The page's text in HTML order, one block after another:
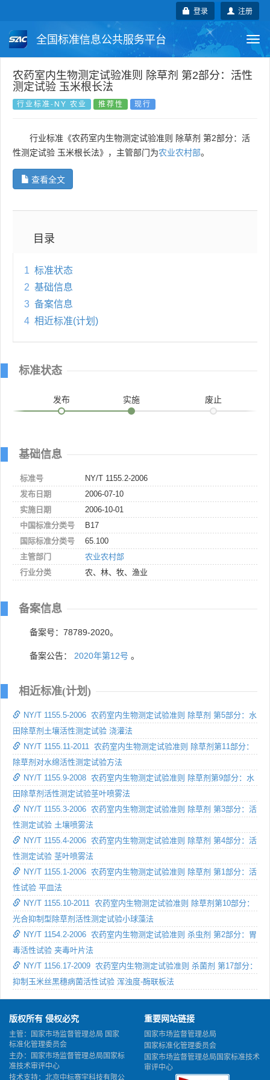
注册
登录
全国标准信息公共服务平台
国家标准 行业标准 地方标准
团体标准 企业标准
国外标准 技术委员会
农药室内生物测定试验准则 除草剂 第2部分：活性
测定试验 玉米根长法
行业标准-NY 农业 推荐性 现行
行业标准《农药室内生物测定试验准则 除草剂 第2部分：活
性测定试验 玉米根长法》，主管部门为农业农村部。
查看全文
目录
1 标准状态
2 基础信息
3 备案信息
4 相近标准(计划)
标准状态
发布 实施 废止
基础信息
标准号
NY/T 1155.2-2006
发布日期
2006-07-10
实施日期
2006-10-01
中国标准分类号
B17
国际标准分类号
65.100
主管部门
农业农村部
行业分类
农、林、牧、渔业
备案信息
备案号：78789-2020。
备案公告： 2020年第12号 。
相近标准(计划)
NY/T 1155.5-2006 农药室内生物测定试验准则 除草剂 第5部分：水
田除草剂土壤活性测定试验 浇灌法
NY/T 1155.11-2011 农药室内生物测定试验准则 除草剂第11部分：
除草剂对水绵活性测定试验方法
NY/T 1155.9-2008 农药室内生物测定试验准则 除草剂第9部分：水
田除草剂活性测定试验茎叶喷雾法
NY/T 1155.3-2006 农药室内生物测定试验准则 除草剂 第3部分：活
性测定试验 土壤喷雾法
NY/T 1155.4-2006 农药室内生物测定试验准则 除草剂 第4部分：活
性测定试验 茎叶喷雾法
NY/T 1155.1-2006 农药室内生物测定试验准则 除草剂 第1部分：活
性试验 平皿法
NY/T 1155.10-2011 农药室内生物测定试验准则 除草剂第10部分：
光合抑制型除草剂活性测定试验小球藻法
NY/T 1154.2-2006 农药室内生物测定试验准则 杀虫剂 第2部分：胃
毒活性试验 夹毒叶片法
NY/T 1156.17-2009 农药室内生物测定试验准则 杀菌剂 第17部分：
抑制玉米丝黑穗病菌活性试验 浑浊度-酶联板法
版权所有 侵权必究
主管：国家市场监督管理总局 国家
标准化管理委员会
主办：国家市场监督管理总局国家标
准技术审评中心
技术支持：北京中标赛宇科技有限公
重要网站链接
国家市场监督管理总局
国家标准化管理委员会
国家市场监督管理总局国家标准技术
审评中心